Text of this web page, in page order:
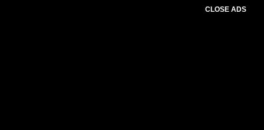
CLOSE ADS